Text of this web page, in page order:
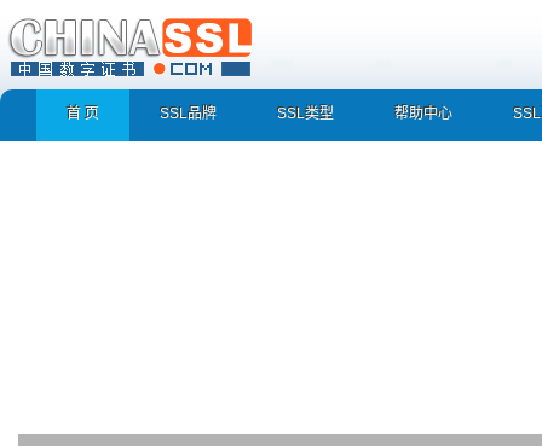
首 页 SSL品牌 SSL类型 帮助中心